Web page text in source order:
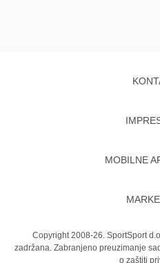
MOBILNE
Copyright 2008-26. SportSport
zadržana. Zabranjeno preuzimanje
o zaštiti